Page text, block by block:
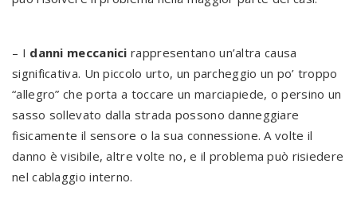
– I danni meccanici rappresentano un’altra causa
significativa. Un piccolo urto, un parcheggio un po’ troppo
“allegro” che porta a toccare un marciapiede, o persino un
sasso sollevato dalla strada possono danneggiare
fisicamente il sensore o la sua connessione. A volte il
danno è visibile, altre volte no, e il problema può risiedere
nel cablaggio interno.